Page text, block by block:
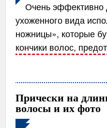
Очень эффективно
ухоженного вида
ножницы», которые
кончики волос,
Прически на
волосы и их фото